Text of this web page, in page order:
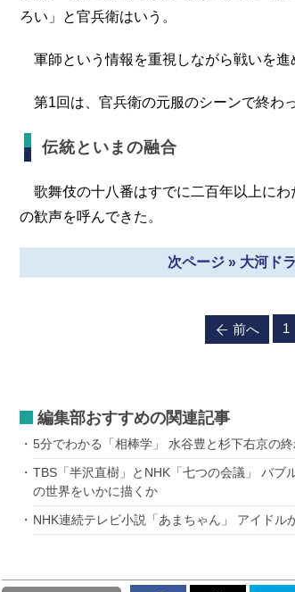
ろい」と官兵衛はいう。
軍師という情報を重視しながら戦いを進
第1回は、官兵衛の元服のシーンで終わっ
伝統といまの融合
歌舞伎の十八番はすでに二百年以上に
の歓声を呼んできた。
次ページ » 大河ド
前へ 1
編集部おすすめの関連記事
5分でわかる「相棒学」 水谷豊と杉下右京の
TBS「半沢直樹」とNHK「七つの会議」 バブ
の世界をいかに描くか
NHK連続テレビ小説「あまちゃん」 アイド